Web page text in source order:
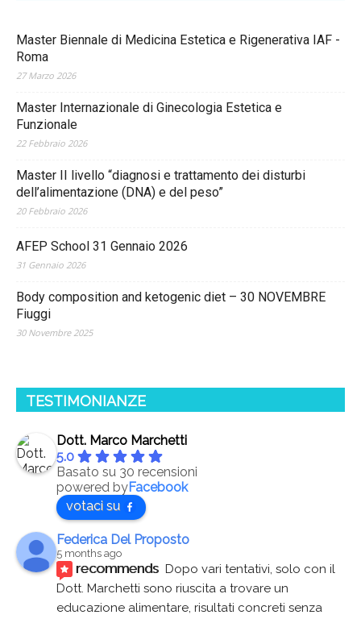
Master Biennale di Medicina Estetica e Rigenerativa IAF -
Roma
27 Marzo 2026
Master Internazionale di Ginecologia Estetica e
Funzionale
22 Febbraio 2026
Master II livello “diagnosi e trattamento dei disturbi
dell’alimentazione (DNA) e del peso”
20 Febbraio 2026
AFEP School 31 Gennaio 2026
31 Gennaio 2026
Body composition and ketogenic diet – 30 NOVEMBRE
Fiuggi
30 Novembre 2025
TESTIMONIANZE
Dott. Marco Marchetti
5.0
Basato su 30 recensioni
powered byFacebook
votaci su
Federica Del Proposto
5 months ago
recommends Dopo vari tentativi, solo con il
Dott. Marchetti sono riuscita a trovare un
educazione alimentare, risultati concreti senza